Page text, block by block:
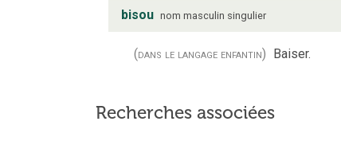
bisou nom masculin singulier
(dans le langage enfantin) Baiser.
Recherches associées